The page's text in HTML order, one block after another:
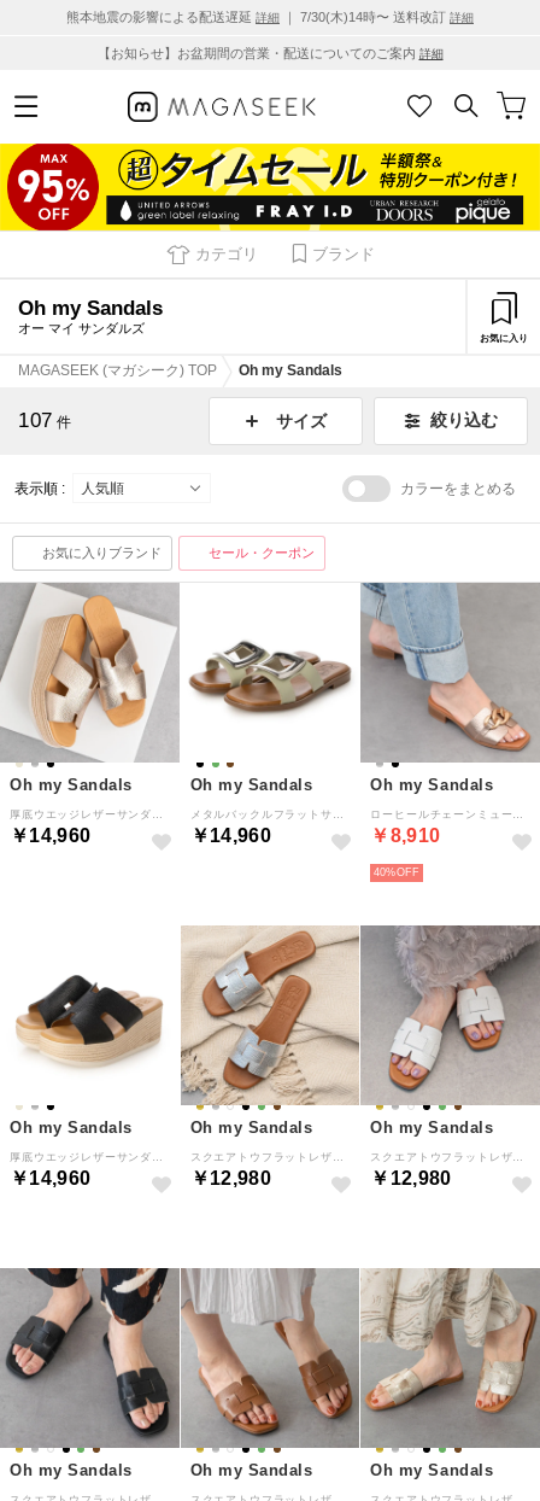
熊本地震の影響による配送遅延 詳細 ｜ 7/30(木)14時〜 送料改訂 詳細
【お知らせ】お盆期間の営業・配送についてのご案内 詳細
カテゴリ ブランド
Oh my Sandals
オー マイ サンダルズ
お気に入り
MAGASEEK (マガシーク) TOP Oh my Sandals
107 件 サイズ 絞り込む
表示順 : カラーをまとめる
お気に入りブランド セール・クーポン
Oh my Sandals
￥14,960
Oh my Sandals
￥14,960
Oh my Sandals
￥8,910
40%
Oh my Sandals
￥14,960
Oh my Sandals
￥12,980
Oh my Sandals
￥12,980
Oh my Sandals Oh my Sandals Oh my Sandals